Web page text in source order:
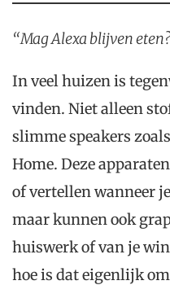
“Mag Alexa blijven
In veel huizen is
vinden. Niet alleen
slimme speakers
Home. Deze
of vertellen wanneer
maar kunnen ook
huiswerk of van je
hoe is dat eigenlijk